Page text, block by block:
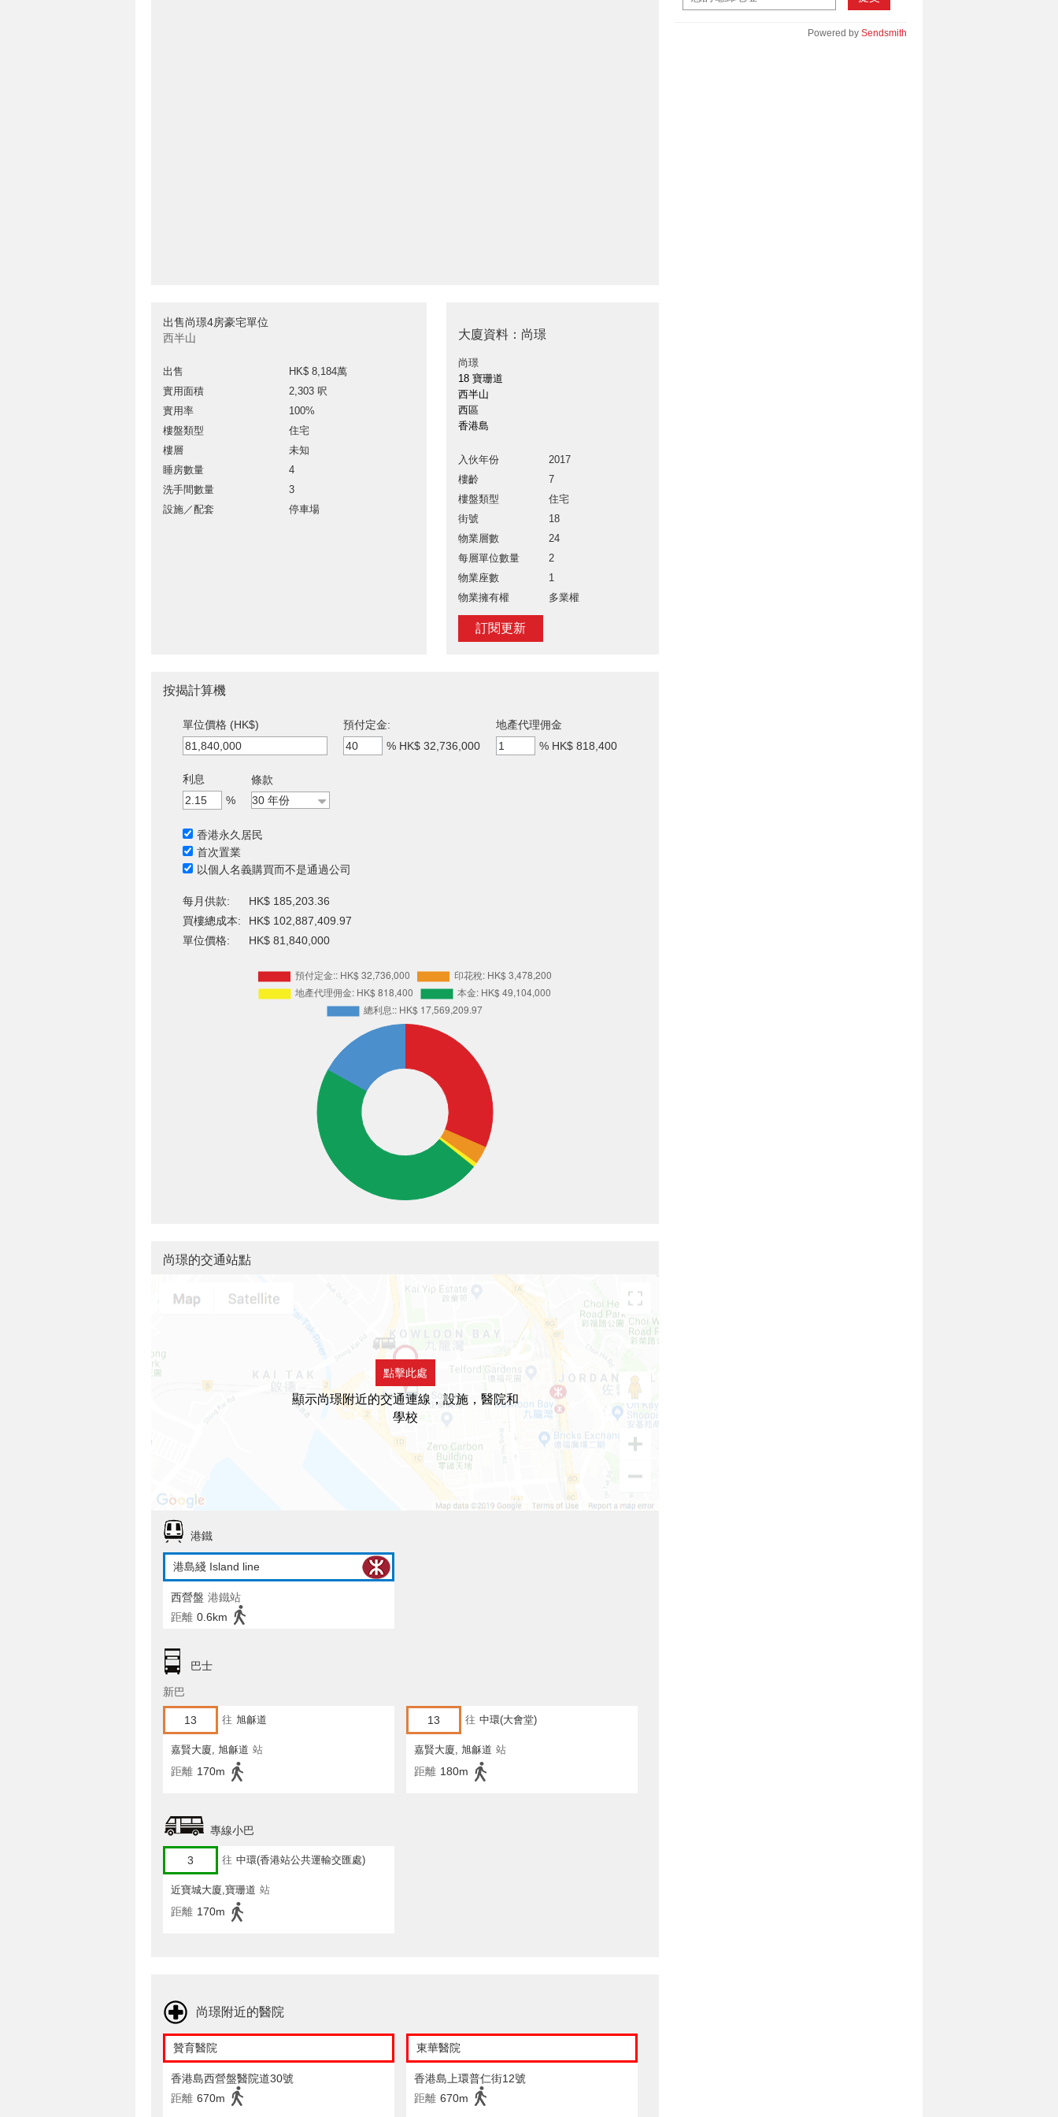
出售尚璟4房豪宅單位
西半山
出售
HK$ 8,184萬
實用面積
2,303 呎
實用率
100%
樓盤類型
住宅
樓層
未知
睡房數量
4
洗手間數量
3
設施／配套
停車場
大廈資料：尚璟
尚璟
18 寶珊道
西半山
西區
香港島
入伙年份
2017
樓齡
7
樓盤類型
住宅
街號
18
物業層數
24
每層單位數量
2
物業座數
1
物業擁有權
多業權
訂閱更新
Powered by Sendsmith
按揭計算機
單位價格 (HK$)
預付定金:
% HK$ 32,736,000
地產代理佣金
% HK$ 818,400
利息
%
條款
香港永久居民
首次置業
以個人名義購買而不是通過公司
每月供款:
HK$ 185,203.36
買樓總成本:
HK$ 102,887,409.97
單位價格:
HK$ 81,840,000
尚璟的交通站點
點擊此處
顯示尚璟附近的交通連線，設施，醫院和
學校
港鐵
港島綫 Island line
西營盤 港鐵站
距離 0.6km
巴士
新巴
13 往 旭龢道
嘉賢大廈, 旭龢道 站
距離 170m
13 往 中環(大會堂)
嘉賢大廈, 旭龢道 站
距離 180m
專線小巴
3 往 中環(香港站公共運輸交匯處)
近寶城大廈,寶珊道 站
距離 170m
尚璟附近的醫院
贊育醫院
香港島西營盤醫院道30號
距離 670m
東華醫院
香港島上環普仁街12號
距離 670m